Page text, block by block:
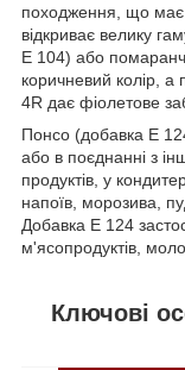
походження, що має
відкриває велику
E 104) або
коричневий колір, а
4R дає фіолетове
Понсо (добавка E
або в поєднанні з
продуктів, у
напоїв, морозива,
Добавка E 124
м'ясопродуктів,
Ключові